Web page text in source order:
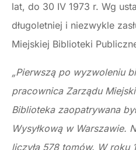
lat, do 30 IV 1973 r. Wg
długoletniej i niezwykle
Miejskiej Biblioteki
„Pierwszą po wyzwoleniu
pracownica Zarządu
Biblioteka zaopatrywana
Wysyłkową w Warszawie.
liczyła 578 tomów. W roku